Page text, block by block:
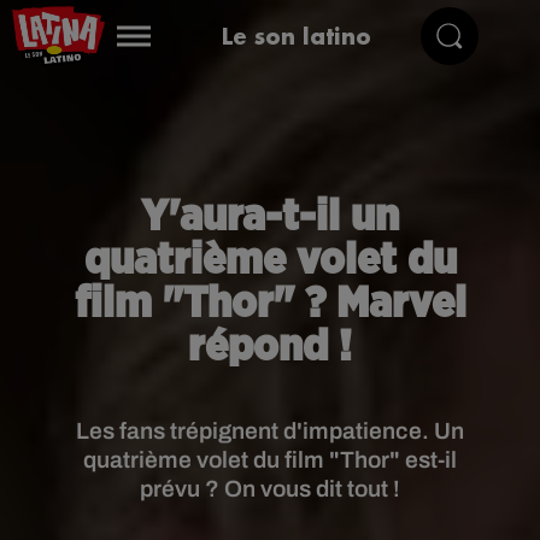
Le son latino
Y'aura-t-il un
quatrième volet du
film "Thor" ? Marvel
répond !
Les fans trépignent d'impatience. Un
quatrième volet du film "Thor" est-il
prévu ? On vous dit tout !